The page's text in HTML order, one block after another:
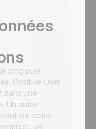
blog puis
Positive User
dans une
Un autre
sur votre
: un